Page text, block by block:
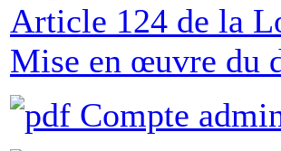
Article 124 de la
Mise en œuvre du
Compte